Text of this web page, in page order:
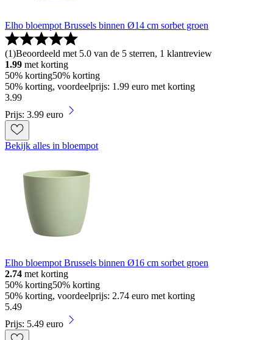
Elho bloempot Brussels binnen Ø14 cm sorbet groen
(1)Beoordeeld met 5.0 van de 5 sterren, 1 klantreview
1.99 met korting
50% korting50% korting
50% korting, voordeelprijs: 1.99 euro met korting
3.99
Prijs: 3.99 euro
Bekijk alles in bloempot
Elho bloempot Brussels binnen Ø16 cm sorbet groen
2.74 met korting
50% korting50% korting
50% korting, voordeelprijs: 2.74 euro met korting
5.49
Prijs: 5.49 euro